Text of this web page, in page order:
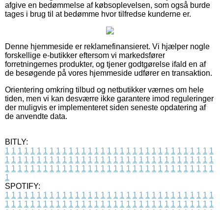
afgive en bedømmelse af købsoplevelsen, som også burde
tages i brug til at bedømme hvor tilfredse kunderne er.
Denne hjemmeside er reklamefinansieret. Vi hjælper nogle
forskellige e-butikker eftersom vi markedsfører
forretningernes produkter, og tjener godtgørelse ifald en af
de besøgende på vores hjemmeside udfører en transaktion.
Orientering omkring tilbud og netbutikker værnes om hele
tiden, men vi kan desværre ikke garantere imod reguleringer
der muligvis er implementeret siden seneste opdatering af
de anvendte data.
BITLY:
1 1 1 1 1 1 1 1 1 1 1 1 1 1 1 1 1 1 1 1 1 1 1 1 1 1 1 1 1 1 1 1 1
1 1 1 1 1 1 1 1 1 1 1 1 1 1 1 1 1 1 1 1 1 1 1 1 1 1 1 1 1 1 1 1 1
1 1 1 1 1 1 1 1 1 1 1 1 1 1 1 1 1 1 1 1 1 1 1 1 1 1 1 1 1 1 1 1 1
1
SPOTIFY:
1 1 1 1 1 1 1 1 1 1 1 1 1 1 1 1 1 1 1 1 1 1 1 1 1 1 1 1 1 1 1 1 1
1 1 1 1 1 1 1 1 1 1 1 1 1 1 1 1 1 1 1 1 1 1 1 1 1 1 1 1 1 1 1 1 1